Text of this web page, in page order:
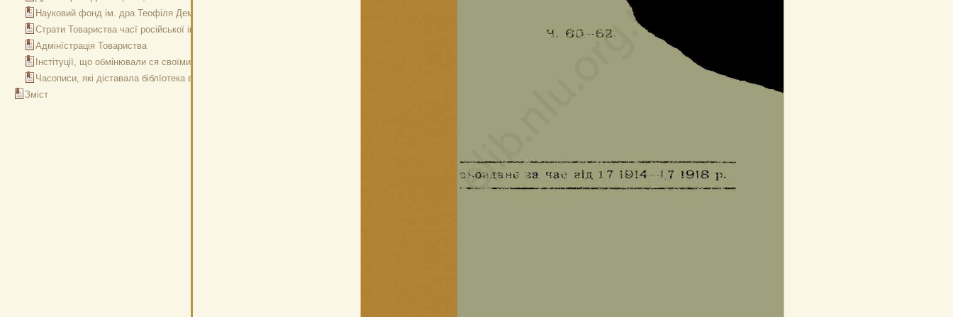
Науковий фонд ім. дра Теофіля Дембицького
Страти Товариства часї російської інвазії
Адмінїстрація Товариства
Інстітуції, що обмінювали ся своїми виданнями з Товариством 1913 р.
Часописи, які діставала біблїотека в 1913 р.
Зміст